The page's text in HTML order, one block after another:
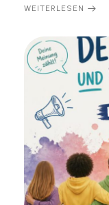
WEITERLESEN